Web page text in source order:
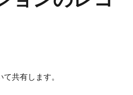
共有します。